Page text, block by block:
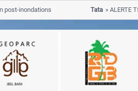
ALERTE
progresse dans les